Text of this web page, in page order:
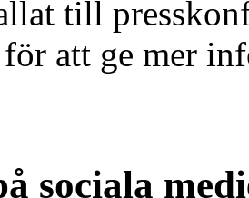
till
för att ge mer
sociala